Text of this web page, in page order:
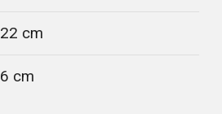
22 cm
6 cm